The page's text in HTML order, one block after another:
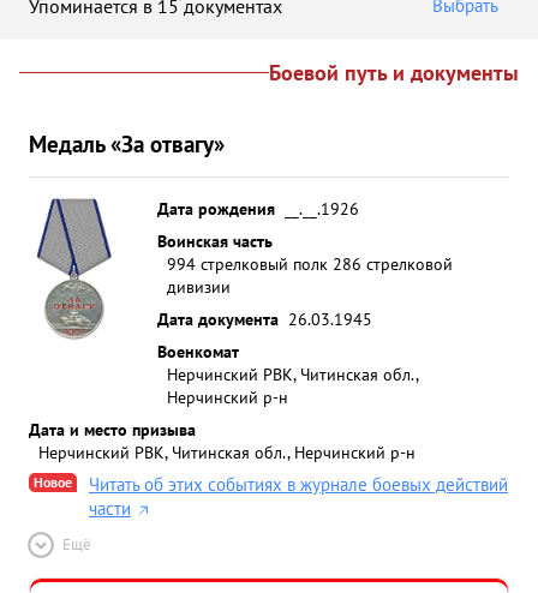
Упоминается в 15 документах Выбрать
Боевой путь и документы
Медаль «За отвагу»
Дата рождения
__.__.1926
Воинская часть
994 стрелковый полк 286 стрелковой
дивизии
Дата документа 26.03.1945
Военкомат
Нерчинский РВК, Читинская обл.,
Нерчинский р-н
Дата и место призыва
Нерчинский РВК, Читинская обл., Нерчинский р-н
Новое
Читать об этих событиях в журнале боевых действий
части
Ещё